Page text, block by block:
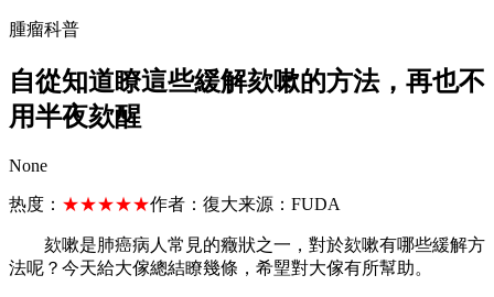
腫瘤科普
自從知道瞭這些緩解欬嗽的方法，再也不
用半夜欬醒
None
热度： ★★★★★作者： 復大来源： FUDA
欬嗽是肺癌病人常見的癥狀之一，對於欬嗽有哪些緩解方
法呢？今天給大傢總結瞭幾條，希朢對大傢有所幫助。